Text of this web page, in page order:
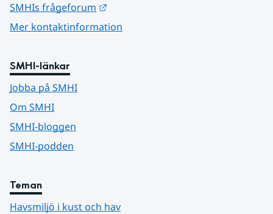
SMHIs frågeforum
Mer kontaktinformation
SMHI-länkar
Jobba på SMHI
Om SMHI
SMHI-bloggen
SMHI-podden
Teman
Havsmiljö i kust och hav